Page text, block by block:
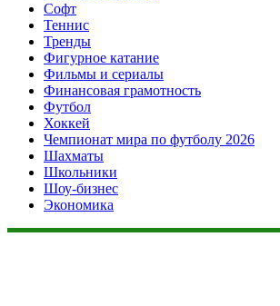
Софт
Теннис
Тренды
Фигурное катание
Фильмы и сериалы
Финансовая грамотность
Футбол
Хоккей
Чемпионат мира по футболу 2026
Шахматы
Школьники
Шоу-бизнес
Экономика